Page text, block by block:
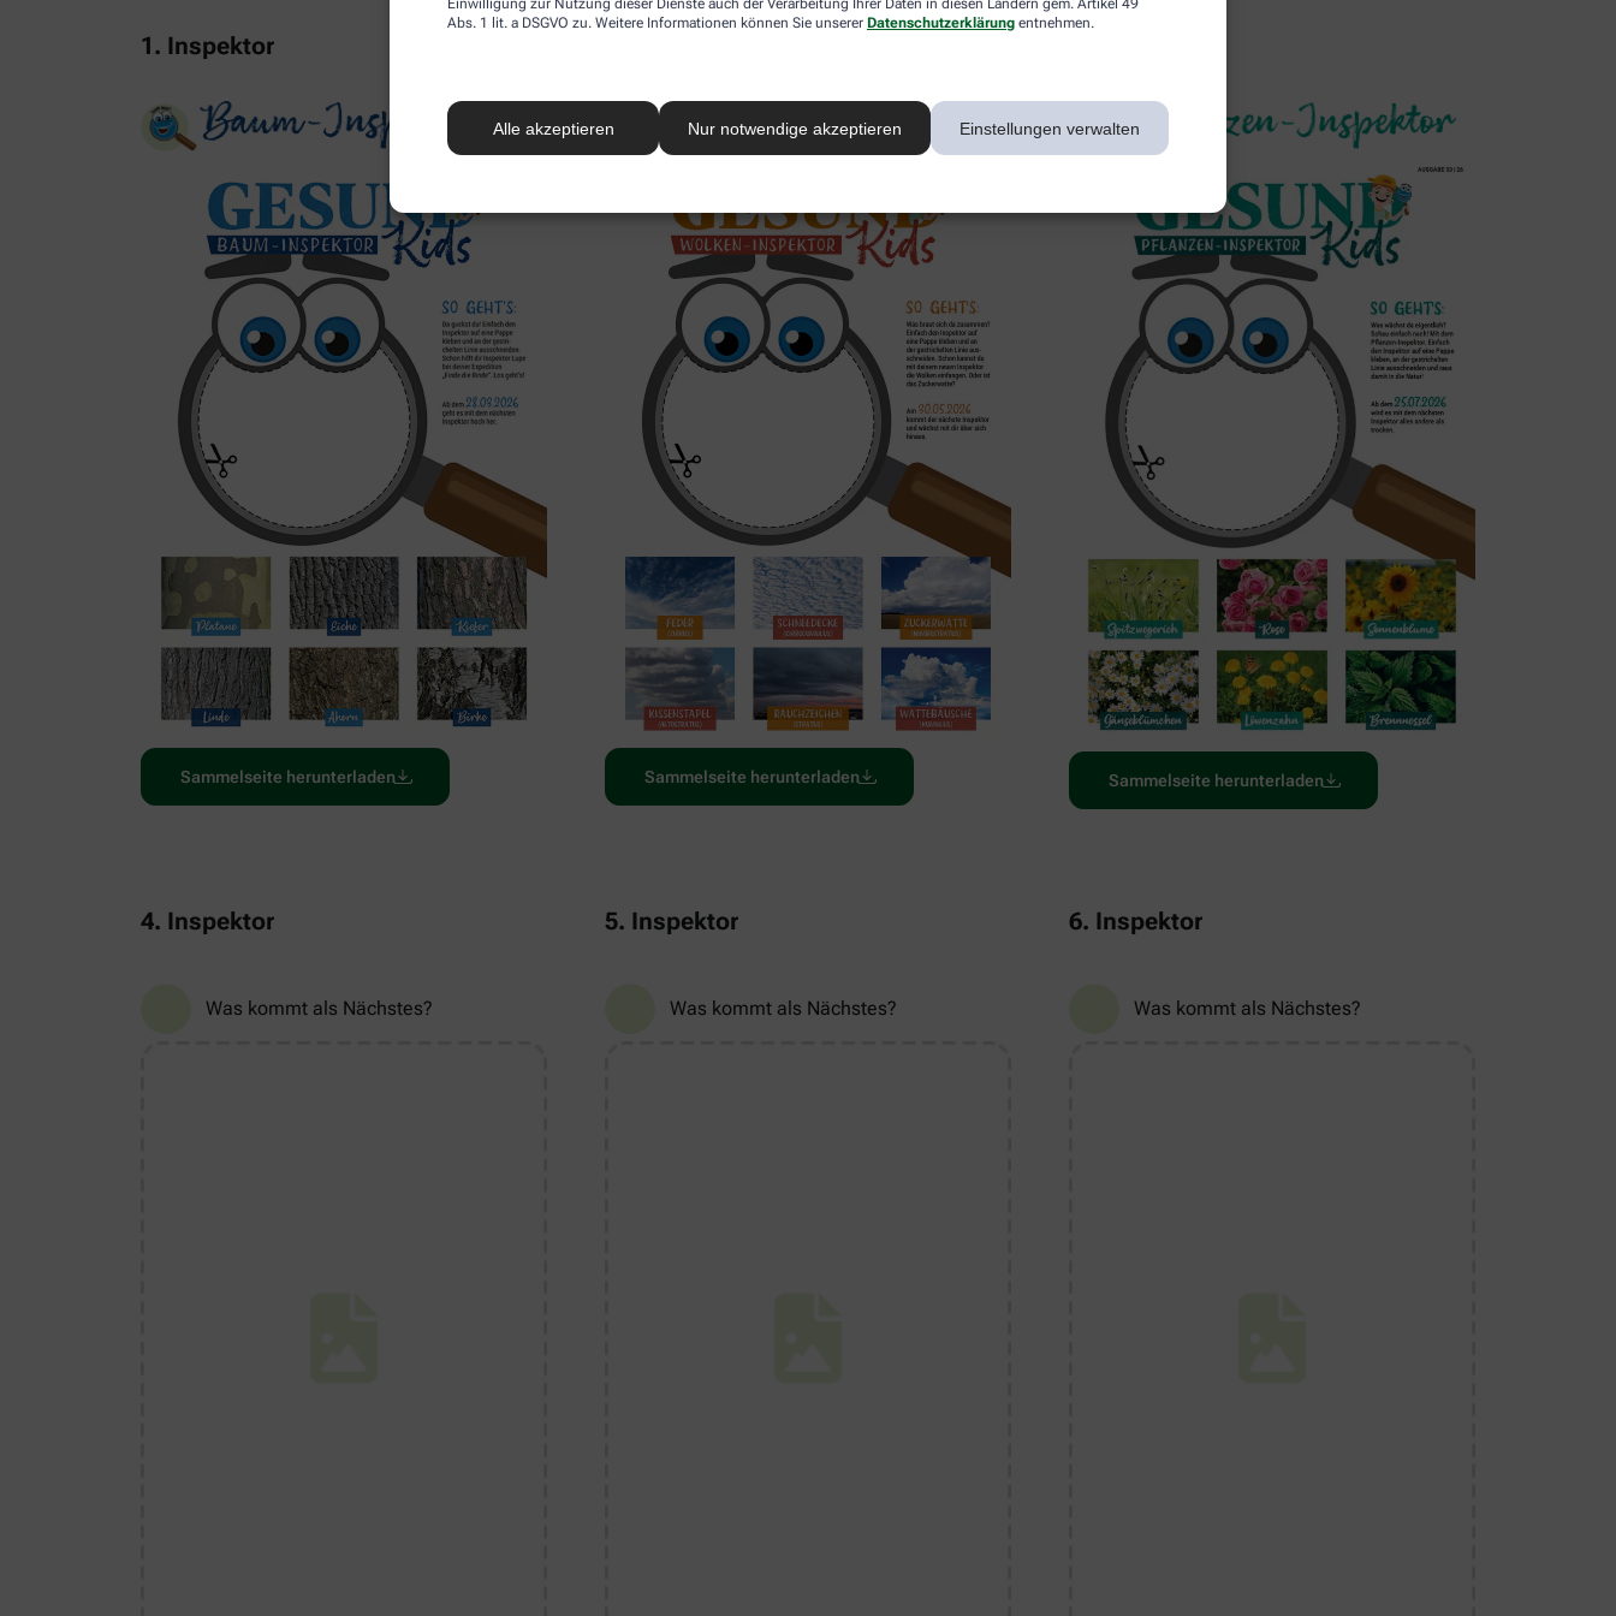
Einwilligung zur Nutzung dieser Dienste auch der Verarbeitung Ihrer Daten in diesen Ländern gem. Artikel 49
Abs. 1 lit. a DSGVO zu. Weitere Informationen können Sie unserer Datenschutzerklärung entnehmen.
Alle akzeptieren Nur notwendige akzeptieren Einstellungen verwalten
1. Inspektor
Sammelseite herunterladen Sammelseite herunterladen Sammelseite herunterladen
4. Inspektor
Was kommt als Nächstes?
5. Inspektor
Was kommt als Nächstes?
6. Inspektor
Was kommt als Nächstes?